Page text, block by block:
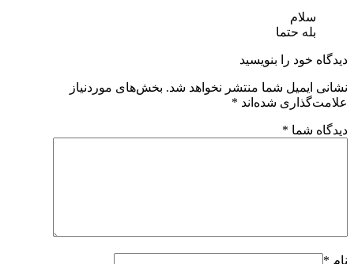
سلام
بله حتما
دیدگاه خود را بنویسید
نشانی ایمیل شما منتشر نخواهد شد. بخش‌های موردنیاز
علامت‌گذاری شده‌اند *
دیدگاه شما *
نام *